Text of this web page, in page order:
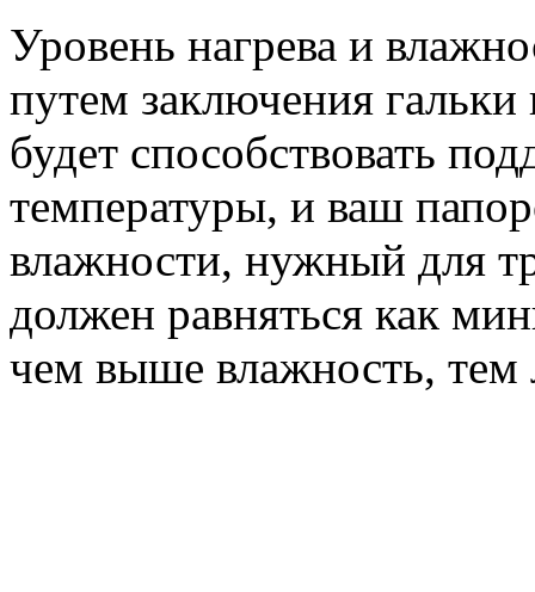
Уровень нагрева и
путем заключения
будет способствовать
температуры, и ваш
влажности, нужный для
должен равняться как
чем выше влажность, тем